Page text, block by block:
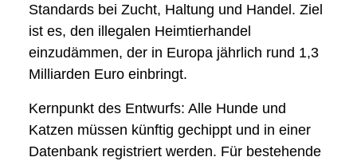
Standards bei Zucht, Haltung und Handel. Ziel
ist es, den illegalen Heimtierhandel
einzudämmen, der in Europa jährlich rund 1,3
Milliarden Euro einbringt.
Kernpunkt des Entwurfs: Alle Hunde und
Katzen müssen künftig gechippt und in einer
Datenbank registriert werden. Für bestehende